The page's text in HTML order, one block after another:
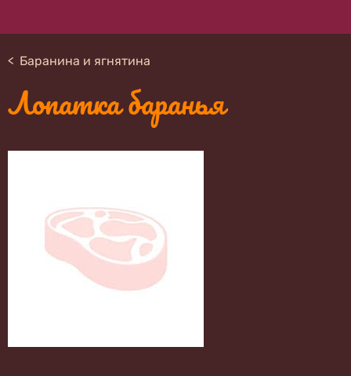
Баранина и ягнятина
Лопатка баранья